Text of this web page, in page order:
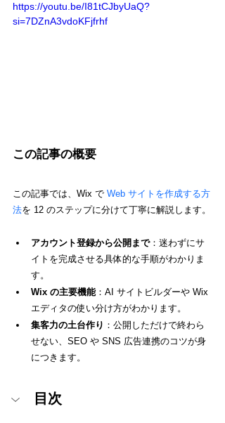
https://youtu.be/I81tCJbyUaQ?
si=7DZnA3vdoKFjfrhf
この記事の概要
この記事では、Wix で Web サイトを作成する方
法を 12 のステップに分けて丁寧に解説します。
アカウント登録から公開まで：迷わずにサ
イトを完成させる具体的な手順がわかりま
す。
Wix の主要機能：AI サイトビルダーや Wix
エディタの使い分け方がわかります。
集客力の土台作り ：公開しただけで終わら
せない、SEO や SNS 広告連携のコツが身
につきます。
目次